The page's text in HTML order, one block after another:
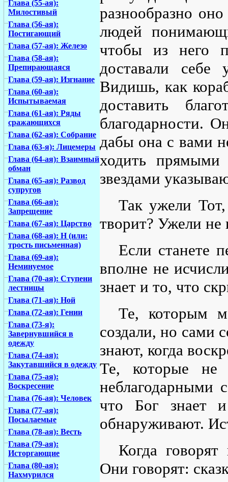
Глава (55-ая):
Милостивый
Глава (56-ая):
Постигающий
Глава (57-ая): Железо
Глава (58-ая):
Препирающаяся
Глава (59-ая): Изгнание
Глава (60-ая):
Испытываемая
Глава (61-ая): Ряды
сражающихся
Глава (62-ая): Собрание
Глава (63-я): Лицемеры
Глава (64-ая): Взаимный
обман
Глава (65-ая): Развод
супругов
Глава (66-ая):
Запрещение
Глава (67-ая): Царство
Глава (68-ая): Н (или:
трость письменная)
Глава (69-ая):
Неминуемое
Глава (70-ая): Ступени
лестницы
Глава (71-ая): Ной
Глава (72-ая): Гении
Глава (73-я):
Завернувшийся в
одежду
Глава (74-ая):
Закутавшийся в одежду
Глава (75-ая):
Воскресение
Глава (76-ая): Человек
Глава (77-ая):
Посылаемые
Глава (78-ая): Весть
Глава (79-ая):
Исторгающие
Глава (80-ая):
Нахмурился
разнообразно
людей
чтобы из него
доставали
Видишь, как
доставить
благодарности.
дабы она с вами
ходить
звездами
Так ужели
творит? Ужели не
Если станете
вполне не
знает и то, что
Те, которым
создали, но сами
знают, когда
Те, которые
неблагодарными
что Бог знает
обнаруживают.
Когда
Они говорят: